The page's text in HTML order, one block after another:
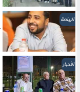
الرياضة
الأخبار